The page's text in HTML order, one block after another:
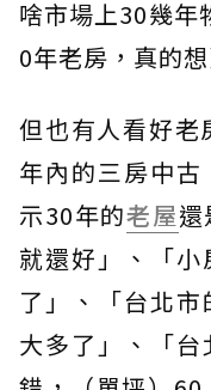
啥市場上30幾年
0年老房，真的
但也有人看好老
年內的三房中
示30年的老屋
就還好」、「
了」、「台北
大多了」、「